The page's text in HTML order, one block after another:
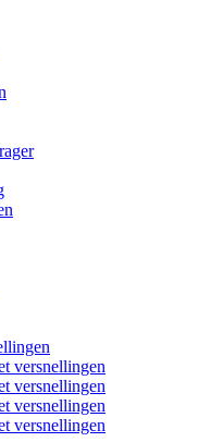
versnellingen
versnellingen
versnellingen
versnellingen